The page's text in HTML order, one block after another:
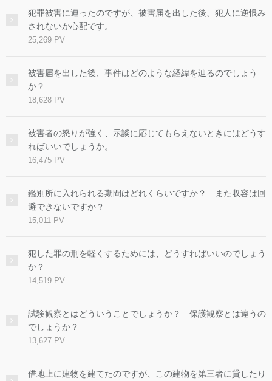
犯罪被害に遭ったのですが、被害届を出した後、犯人に逆恨み
されないか心配です。
25,269 PV
被害届を出した後、事件はどのような経緯を辿るのでしょう
か？
18,628 PV
被害者の怒りが強く、示談に応じてもらえないときにはどうす
ればいいでしょうか。
16,475 PV
鑑別所に入れられる期間はどれくらいですか？ また収容は回
避できないですか？
15,011 PV
犯した罪の刑を軽くするためには、どうすればいいのでしょう
か？
14,519 PV
試験観察とはどういうことでしょうか？ 保護観察とは違うの
でしょうか？
13,627 PV
借地上に建物を建てたのですが、この建物を第三者に貸したり